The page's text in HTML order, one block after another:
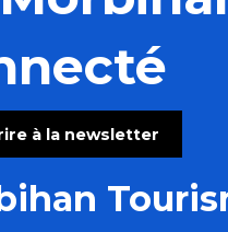
françaises festives
à la newsletter